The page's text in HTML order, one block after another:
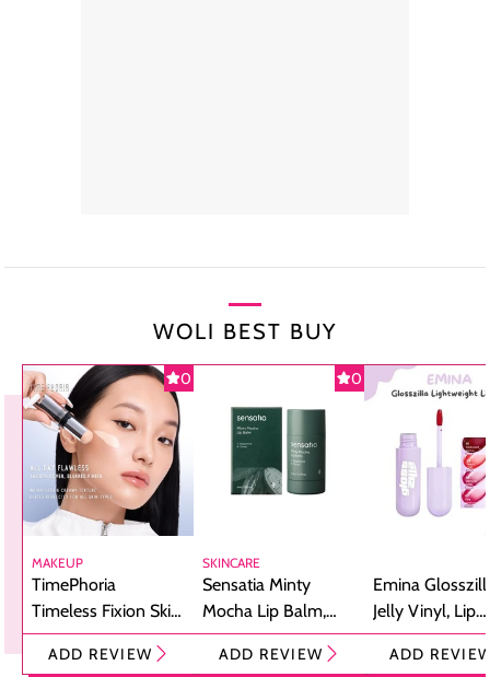
WOLI BEST BUY
0
MAKEUP
TimePhoria
Timeless Fixion Skin
Tint Stick,
Foundation dan
ADD REVIEW
0
SKINCARE
Sensatia Minty
Mocha Lip Balm,
Pelembap Bibir
dengan Aroma
ADD REVIEW
Emina
Jelly Vinyl, Lip
Cream Glossy
Ringan
ADD